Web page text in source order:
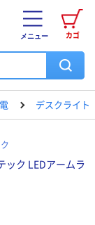
カゴ
メニュー
デスクライト
ック LEDアームラ